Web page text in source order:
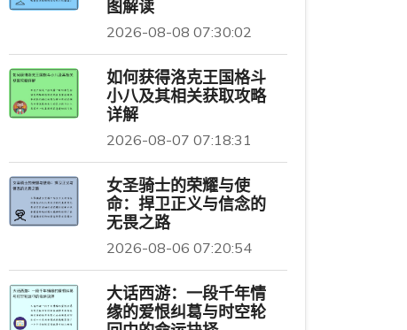
图解读
2026-08-08 07:30:02
如何获得洛克王国格斗
小八及其相关获取攻略
详解
2026-08-07 07:18:31
女圣骑士的荣耀与使
命：捍卫正义与信念的
无畏之路
2026-08-06 07:20:54
大话西游：一段千年情
缘的爱恨纠葛与时空轮